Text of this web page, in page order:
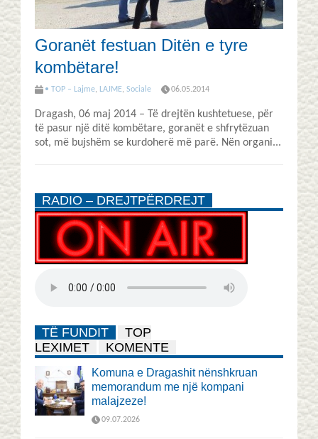
Goranët festuan Ditën e tyre
kombëtare!
• TOP – Lajme, LAJME, Sociale 06.05.2014
Dragash, 06 maj 2014 – Të drejtën kushtetuese, për
të pasur një ditë kombëtare, goranët e shfrytëzuan
sot, më bujshëm se kurdoherë më parë. Nën organi...
RADIO – DREJTPËRDREJT
TË FUNDIT
TOP
LEXIMET
KOMENTE
Komuna e Dragashit nënshkruan
memorandum me një kompani
malajzeze!
09.07.2026